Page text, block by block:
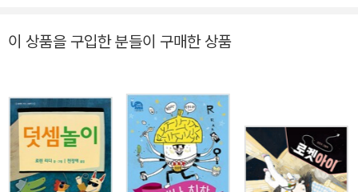
먹고 쥐 잡던 준환이처럼, 뒤돌아 걷던 민기처럼 해 보세요. 그러고 나
이 상품을 구입한 분들이 구매한 상품